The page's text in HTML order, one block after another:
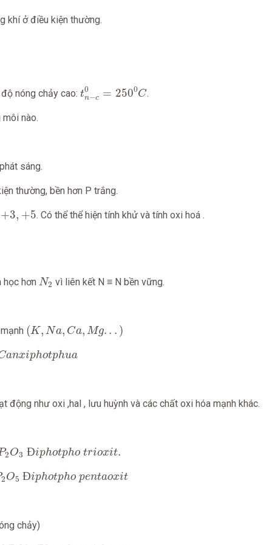
khí ở điều kiện thường.
nóng chảy cao: t0
n−c = 2500C
tn 2500C
.
nào.
sáng.
thường, bền hơn P trắng.
+3, +5
3 + . Có thể thể hiện tính khử và tính oxi hoá .
học hơn N2
N2 vì liên kết N ≡ N bền vững.
(K, Na, Ca, Mg. . . )
(K,Na, a,M g...)
anxiphotphua
x o p u
động như oxi ,hal , lưu huỳnh và các chất oxi hóa mạnh khác.
2O3 Điphotpho trioxit.
O 3 Đ ph t h o i
2O5 Điphotpho pentaoxit
5 Đ ip h ot h o o
chảy)